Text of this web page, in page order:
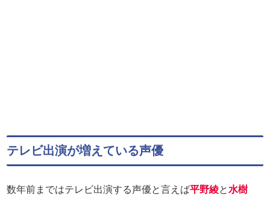
テレビ出演が増えている声優
数年前まではテレビ出演する声優と言えば平野綾と水樹